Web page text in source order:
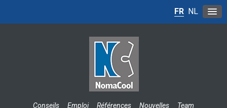
Conseils Emploi Références Nouvelles
Team
FR NL